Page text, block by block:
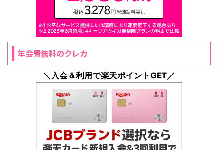
年会費無料のクレカ
＼入会＆利用で楽天ポイントGET／